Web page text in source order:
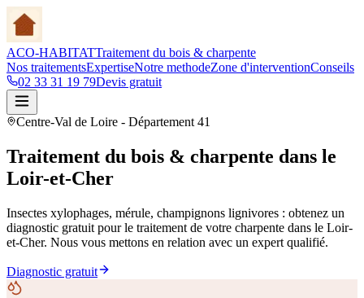
ACO-HABITATTraitement du bois & charpente
Nos traitementsExpertiseNotre methodeZone d'interventionConseils
02 33 31 19 79Devis gratuit
Centre-Val de Loire - Département 41
Traitement du bois & charpente dans le
Loir-et-Cher
Insectes xylophages, mérule, champignons lignivores : obtenez un
diagnostic gratuit pour le traitement de votre charpente dans le Loir-
et-Cher. Nous vous mettons en relation avec un expert qualifié.
Diagnostic gratuit